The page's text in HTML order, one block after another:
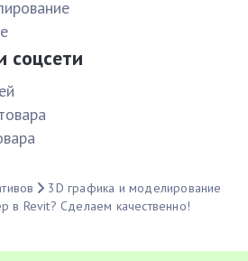
соцсети
3D графика и моделирование
в Revit? Сделаем качественно!